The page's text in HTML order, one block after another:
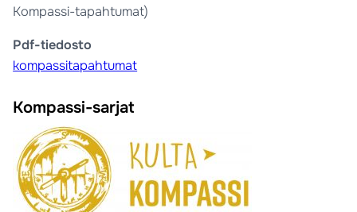
Kompassi-tapahtumat)
Pdf-tiedosto
kompassitapahtumat
Kompassi-sarjat